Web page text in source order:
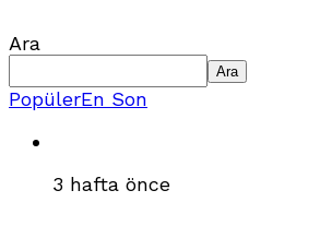
Ara
Ara
PopülerEn Son
3 hafta önce